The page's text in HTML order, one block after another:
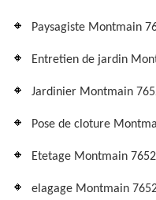
Paysagiste Montmain
Entretien de jardin
Jardinier Montmain
Pose de cloture
Etetage Montmain
elagage Montmain